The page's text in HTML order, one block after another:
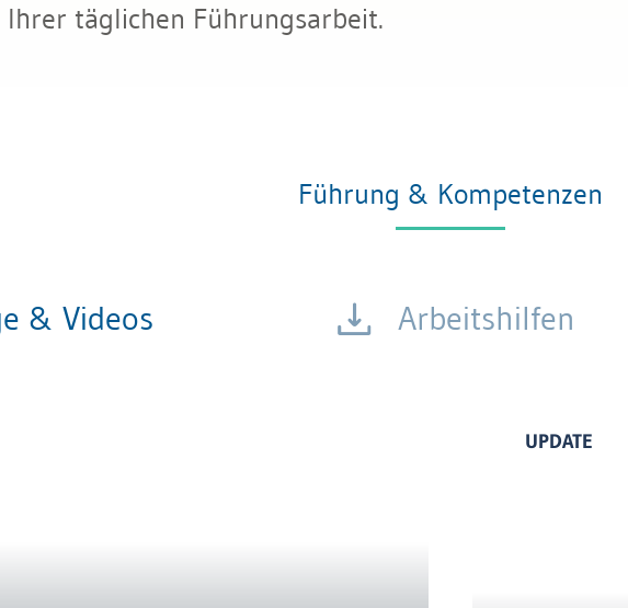
täglichen Führungsarbeit.
Führung & Kompetenzen
& Videos Arbeitshilfen
UPDATE